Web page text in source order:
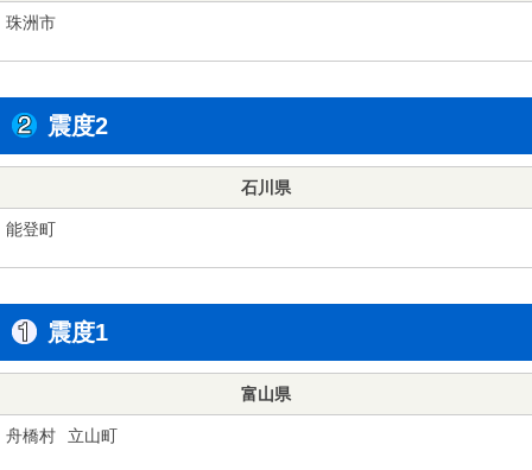
珠洲市
震度2
石川県
能登町
震度1
富山県
舟橋村 立山町